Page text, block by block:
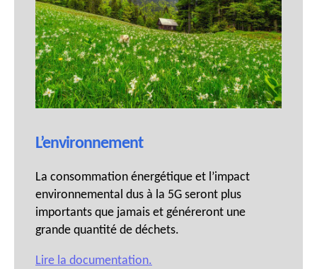
L’environnement
La consommation énergétique et l’impact
environnemental dus à la 5G seront plus
importants que jamais et généreront une
grande quantité de déchets.
Lire la documentation.